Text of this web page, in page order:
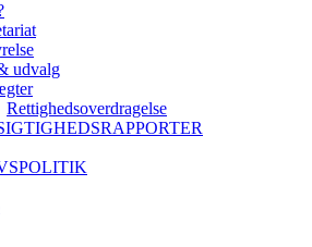
udvalg
Rettighedsoverdragelse